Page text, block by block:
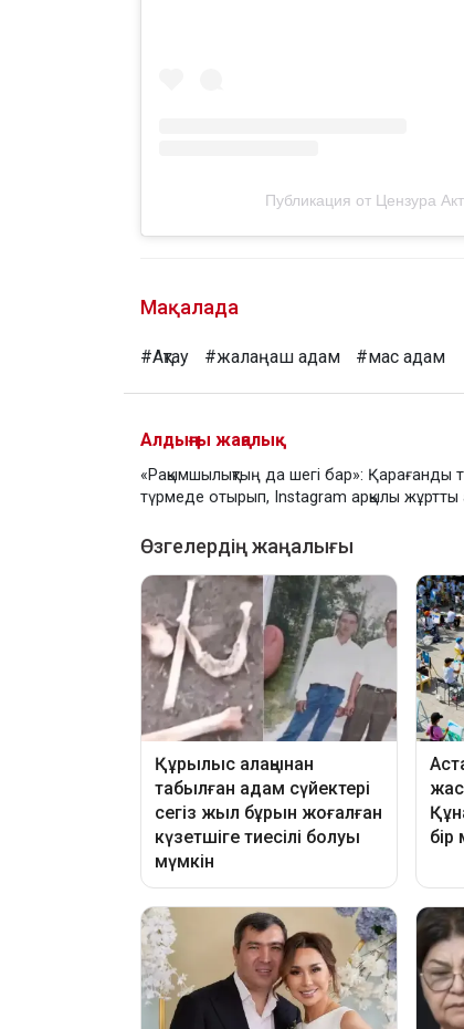
Публикация от Цензура
Мақалада
#Ақтау #жалаңаш адам #мас адам
Алдыңғы жаңалық
«Рақымшылықтың да шегі бар»: Қарағанды
түрмеде отырып, Instagram арқылы жұртты